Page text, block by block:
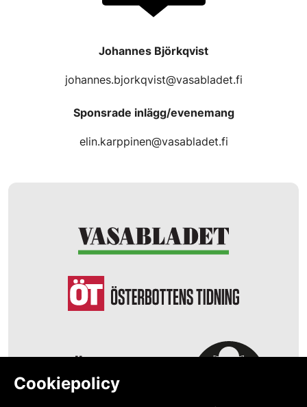
Cookiepolicy
Johannes Björkqvist
johannes.bjorkqvist@vasabladet.fi
Sponsrade inlägg/evenemang
elin.karppinen@vasabladet.fi